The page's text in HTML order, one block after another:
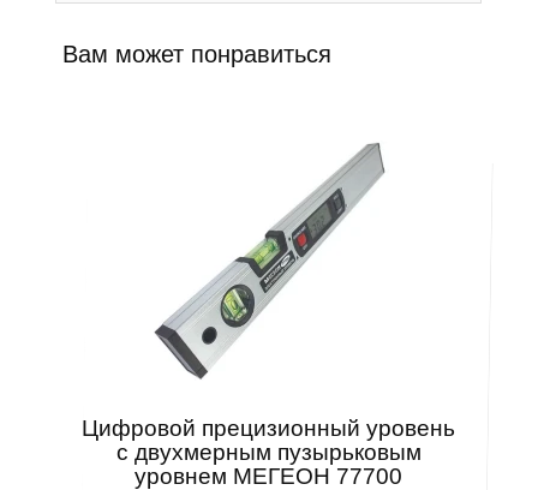
Вам может понравиться
Цифровой прецизионный уровень
с двухмерным пузырьковым
уровнем МЕГЕОН 77700